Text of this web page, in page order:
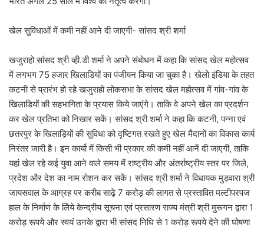
खेल सुविधाओं में कमी नहीं आने दी जाएगी- सांसद श्री शर्मा
खजुराहो सांसद श्री व्ही.डी शर्मा ने अपने संबोधन में कहा कि सांसद खेल महोत्सव
में लगभग 75 हजार खिलाडियों का पंजीयन किया जा चुका है। खेलो इंडिया के तहत
कटनी से प्रारंभ हो रहे खजुराहो लोकसभा के सांसद खेल महोत्सव में गांव-गांव के
खिलाडियों की सहभागिता के प्रयास किये जाएंगे। ताकि वे अपने खेल का प्रदर्शन
कर खेल प्रतिभा को निखार सकें। सांसद श्री शर्मा ने कहा कि कटनी, पन्ना एवं
छतरपुर के खिलाड़ियों की सुविधा को दृष्टिगत रखते हुए खेल मैदानों का विकास कार्य
निरंतर जारी है। इन कार्यो में किसी भी प्रकार की कमी नहीं आनें दी जाएगी, ताकि
यहां खेल रहे कई युवा आने वाले समय में राष्ट्रीय और अंतर्राष्ट्रीय स्तर पर जिले,
प्रदेश और देश का नाम रोशन कर सकें। सांसद श्री शर्मा ने विधायक मुड़वारा श्री
जायसवाल के आग्रह पर करीब साढ़े 7 करोड़ की लागत से प्रस्‍तावित मल्‍टीपरपज
हाल के निर्माण के लिेये केन्‍द्रीय सूचना एवं प्रसारण राज्‍य मंत्री श्री मुरूगन द्वारा 1
करोड़ रूपये और स्‍वयं उनके द्वारा भी सांसद निधि से 1 करोड़ रूपये देने की घोषणा